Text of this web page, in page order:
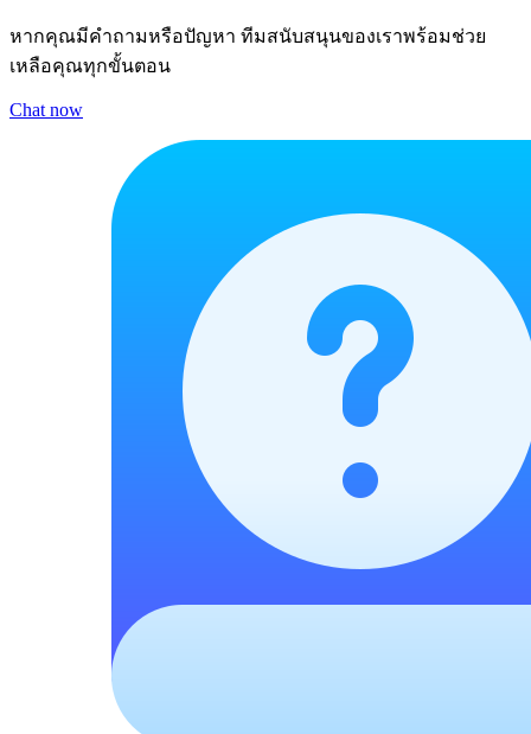
หากคุณมีคำถามหรือปัญหา ทีมสนับสนุนของเราพร้อมช่วย
เหลือคุณทุกขั้นตอน
Chat now